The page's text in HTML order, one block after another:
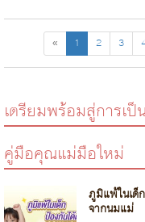
« 1 2 3
เตรียมพร้อมสู่การเป็
คู่มือคุณแม่มือใหม่
ภูมิแพ้ในเด็
จากนมแม่